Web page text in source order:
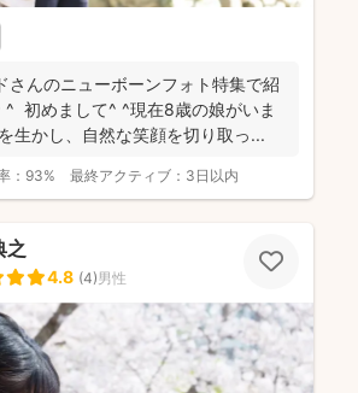
さんのニューボーンフォト特集で紹
^ 初めまして^ ^現在8歳の娘がいま
生かし、自然な笑顔を切り取っ...
： 93% 最終アクティブ： 3日以内
之
4.8 (4)男性